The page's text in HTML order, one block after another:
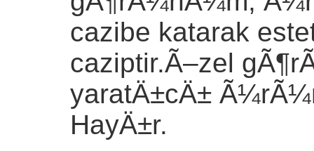
cazibe katarak
caziptir.Ã–zel
yaratÄ±cÄ±
HayÄ±r.